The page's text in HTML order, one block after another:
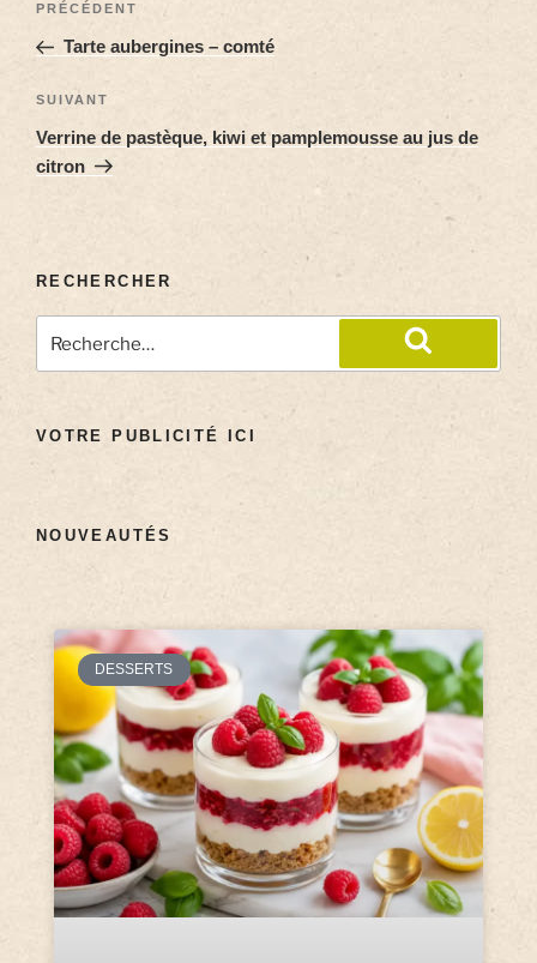
PRÉCÉDENT
Tarte aubergines – comté
SUIVANT
Verrine de pastèque, kiwi et pamplemousse au jus de
citron
RECHERCHER
VOTRE PUBLICITÉ ICI
NOUVEAUTÉS
DESSERTS